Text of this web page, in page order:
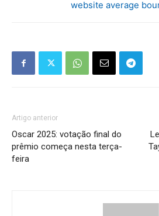
website average
Artigo anterior
Oscar 2025: votação final do
prêmio começa nesta terça-
feira